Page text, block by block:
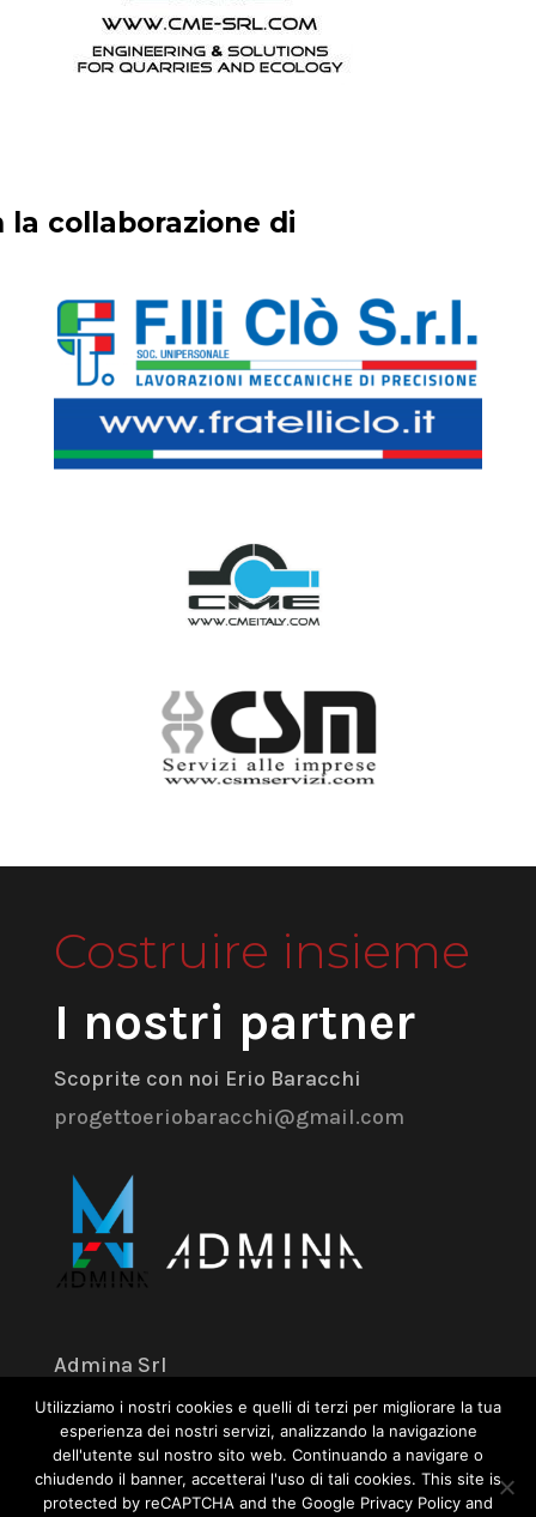
la collaborazione di
Costruire insieme
I nostri partner
Scoprite con noi Erio Baracchi
progettoeriobaracchi@gmail.com
Admina Srl
Via dell’Industria 18 – 41043 Formigine
(MO)
+39 059 574 504
Utilizziamo i nostri cookies e quelli di terzi per migliorare la tua
esperienza dei nostri servizi, analizzando la navigazione
dell'utente sul nostro sito web. Continuando a navigare o
chiudendo il banner, accetterai l'uso di tali cookies. This site is
protected by reCAPTCHA and the Google Privacy Policy and